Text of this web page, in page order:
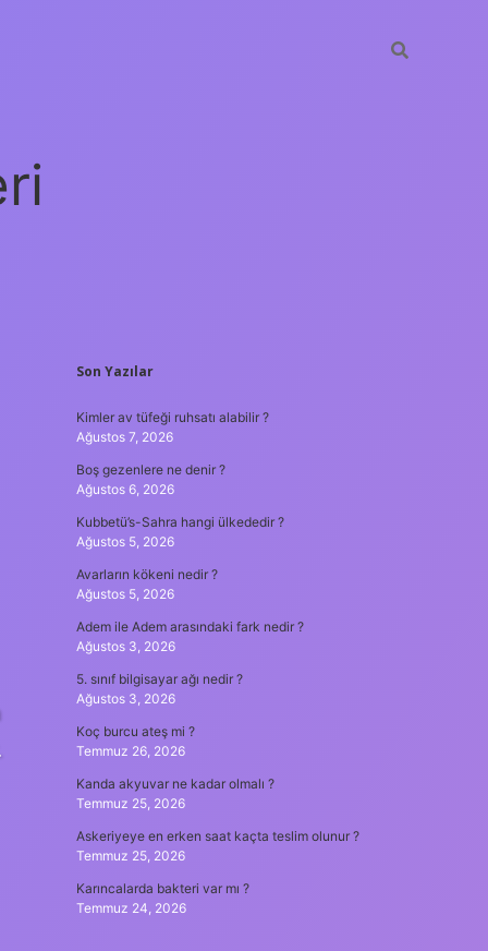
SIDEBAR
Son Yazılar
Kimler av tüfeği ruhsatı alabilir ?
Ağustos 7, 2026
Boş gezenlere ne denir ?
Ağustos 6, 2026
Kubbetü’s-Sahra hangi ülkededir ?
Ağustos 5, 2026
Avarların kökeni nedir ?
Ağustos 5, 2026
Adem ile Adem arasındaki fark nedir ?
Ağustos 3, 2026
5. sınıf bilgisayar ağı nedir ?
Ağustos 3, 2026
Koç burcu ateş mi ?
Temmuz 26, 2026
Kanda akyuvar ne kadar olmalı ?
Temmuz 25, 2026
Askeriyeye en erken saat kaçta teslim olunur ?
Temmuz 25, 2026
Karıncalarda bakteri var mı ?
Temmuz 24, 2026